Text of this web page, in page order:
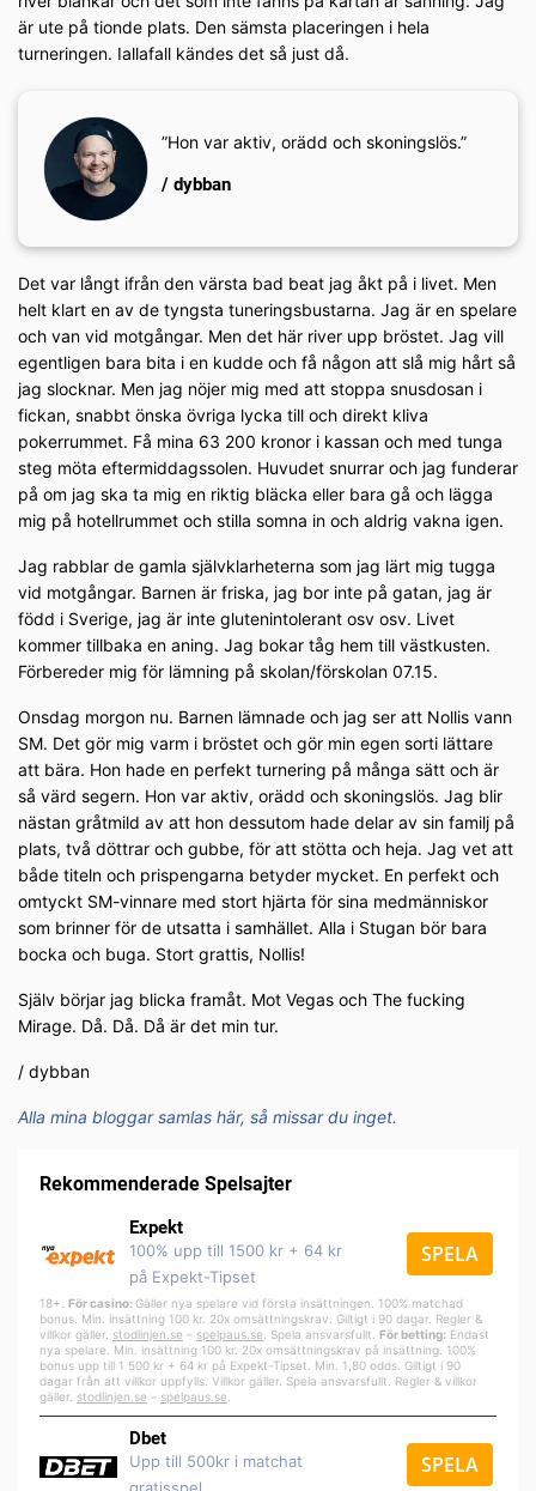
är ute på tionde plats. Den sämsta placeringen i hela
turneringen. Iallafall kändes det så just då.
”Hon var aktiv, orädd och skoningslös.”
/ dybban
Det var långt ifrån den värsta bad beat jag åkt på i livet. Men
helt klart en av de tyngsta tuneringsbustarna. Jag är en spelare
och van vid motgångar. Men det här river upp bröstet. Jag vill
egentligen bara bita i en kudde och få någon att slå mig hårt så
jag slocknar. Men jag nöjer mig med att stoppa snusdosan i
fickan, snabbt önska övriga lycka till och direkt kliva
pokerrummet. Få mina 63 200 kronor i kassan och med tunga
steg möta eftermiddagssolen. Huvudet snurrar och jag funderar
på om jag ska ta mig en riktig bläcka eller bara gå och lägga
mig på hotellrummet och stilla somna in och aldrig vakna igen.
Jag rabblar de gamla självklarheterna som jag lärt mig tugga
vid motgångar. Barnen är friska, jag bor inte på gatan, jag är
född i Sverige, jag är inte glutenintolerant osv osv. Livet
kommer tillbaka en aning. Jag bokar tåg hem till västkusten.
Förbereder mig för lämning på skolan/förskolan 07.15.
Onsdag morgon nu. Barnen lämnade och jag ser att Nollis vann
SM. Det gör mig varm i bröstet och gör min egen sorti lättare
att bära. Hon hade en perfekt turnering på många sätt och är
så värd segern. Hon var aktiv, orädd och skoningslös. Jag blir
nästan gråtmild av att hon dessutom hade delar av sin familj på
plats, två döttrar och gubbe, för att stötta och heja. Jag vet att
både titeln och prispengarna betyder mycket. En perfekt och
omtyckt SM-vinnare med stort hjärta för sina medmänniskor
som brinner för de utsatta i samhället. Alla i Stugan bör bara
bocka och buga. Stort grattis, Nollis!
Själv börjar jag blicka framåt. Mot Vegas och The fucking
Mirage. Då. Då. Då är det min tur.
/ dybban
Alla mina bloggar samlas här, så missar du inget.
Rekommenderade Spelsajter
Expekt
100% upp till 1500 kr + 64 kr
på Expekt-Tipset
SPELA
18+. För casino: Gäller nya spelare vid första insättningen. 100% matchad
bonus. Min. insättning 100 kr. 20x omsättningskrav. Giltigt i 90 dagar. Regler &
villkor gäller. stodlinjen.se – spelpaus.se . Spela ansvarsfullt. För betting: Endast
nya spelare. Min. insättning 100 kr. 20x omsättningskrav på insättning. 100%
bonus upp till 1 500 kr + 64 kr på Expekt-Tipset. Min. 1,80 odds. Giltigt i 90
dagar från att villkor uppfylls. Villkor gäller. Spela ansvarsfullt. Regler & villkor
gäller. stodlinjen.se – spelpaus.se
Dbet
Upp till 500kr i matchat
SPELA